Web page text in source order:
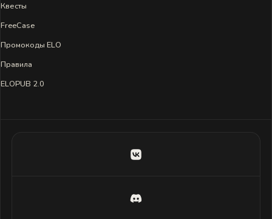
Квесты
FreeCase
Промокоды ELO
Правила
ELOPUB 2.0